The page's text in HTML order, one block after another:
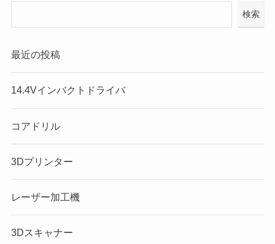
検索
最近の投稿
14.4Vインバクトドライバ
コアドリル
3Dプリンター
レーザー加工機
3Dスキャナー